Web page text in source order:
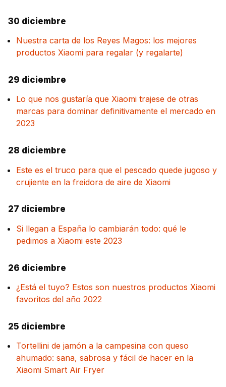
30 diciembre
Nuestra carta de los Reyes Magos: los mejores
productos Xiaomi para regalar (y regalarte)
29 diciembre
Lo que nos gustaría que Xiaomi trajese de otras
marcas para dominar definitivamente el mercado en
2023
28 diciembre
Este es el truco para que el pescado quede jugoso y
crujiente en la freidora de aire de Xiaomi
27 diciembre
Si llegan a España lo cambiarán todo: qué le
pedimos a Xiaomi este 2023
26 diciembre
¿Está el tuyo? Estos son nuestros productos Xiaomi
favoritos del año 2022
25 diciembre
Tortellini de jamón a la campesina con queso
ahumado: sana, sabrosa y fácil de hacer en la
Xiaomi Smart Air Fryer